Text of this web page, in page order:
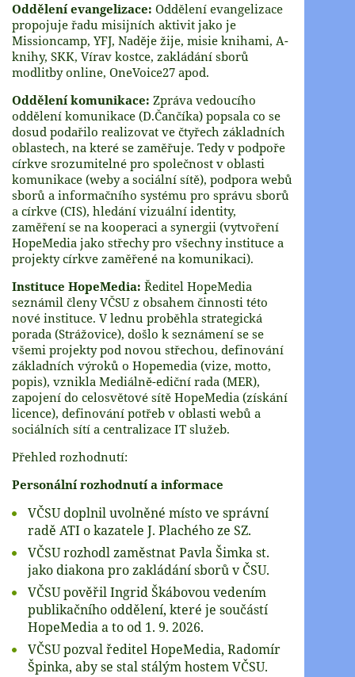
Oddělení evangelizace: Oddělení evangelizace
propojuje řadu misijních aktivit jako je
Missioncamp, YFJ, Naděje žije, misie knihami, A-
knihy, SKK, Vírav kostce, zakládání sborů
modlitby online, OneVoice27 apod.
Oddělení komunikace: Zpráva vedoucího
oddělení komunikace (D.Čančíka) popsala co se
dosud podařilo realizovat ve čtyřech základních
oblastech, na které se zaměřuje. Tedy v podpoře
církve srozumitelné pro společnost v oblasti
komunikace (weby a sociální sítě), podpora webů
sborů a informačního systému pro správu sborů
a církve (CIS), hledání vizuální identity,
zaměření se na kooperaci a synergii (vytvoření
HopeMedia jako střechy pro všechny instituce a
projekty církve zaměřené na komunikaci).
Instituce HopeMedia: Ředitel HopeMedia
seznámil členy VČSU z obsahem činnosti této
nové instituce. V lednu proběhla strategická
porada (Strážovice), došlo k seznámení se se
všemi projekty pod novou střechou, definování
základních výroků o Hopemedia (vize, motto,
popis), vznikla Mediálně-ediční rada (MER),
zapojení do celosvětové sítě HopeMedia (získání
licence), definování potřeb v oblasti webů a
sociálních sítí a centralizace IT služeb.
Přehled rozhodnutí:
Personální rozhodnutí a informace
VČSU doplnil uvolněné místo ve správní
radě ATI o kazatele J. Plachého ze SZ.
VČSU rozhodl zaměstnat Pavla Šimka st.
jako diakona pro zakládání sborů v ČSU.
VČSU pověřil Ingrid Škábovou vedením
publikačního oddělení, které je součástí
HopeMedia a to od 1. 9. 2026.
VČSU pozval ředitel HopeMedia, Radomír
Špinka, aby se stal stálým hostem VČSU.